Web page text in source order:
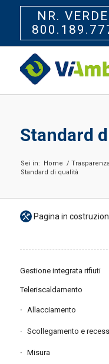
NR. VERDE
Standard
Sei in: Home /
Standard di qualità
Pagina in
Gestione integrata rifiuti
Teleriscaldamento
Allacciamento
Scollegamento e
Misura